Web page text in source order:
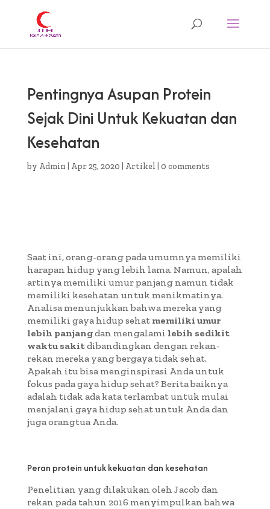
Pentingnya Asupan Protein
Sejak Dini Untuk Kekuatan dan
Kesehatan
by Admin Apr 25, 2020 Artikel 0 comments
Saat ini, orang-orang pada umumnya memiliki
harapan hidup yang lebih lama. Namun, apalah
artinya memiliki umur panjang namun tidak
memiliki kesehatan untuk menikmatinya.
Analisa menunjukkan bahwa mereka yang
memiliki gaya hidup sehat memiliki umur
lebih panjangdan mengalami lebih sedikit
waktu sakitdibandingkan dengan rekan-
rekan mereka yang bergaya tidak sehat.
Apakah itu bisa menginspirasi Anda untuk
fokus pada gaya hidup sehat? Berita baiknya
adalah tidak ada kata terlambat untuk mulai
menjalani gaya hidup sehat untuk Anda dan
juga orangtua Anda.
Peran protein untuk kekuatan dan kesehatan
Penelitian yang dilakukan oleh Jacob dan
rekan pada tahun 2016 menyimpulkan bahwa